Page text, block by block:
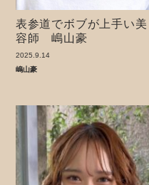
表参道でボブが上手い美
容師 嶋山豪
2025.9.14
嶋山豪